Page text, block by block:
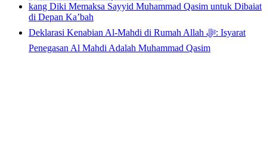
kang Diki Memaksa Sayyid Muhammad Qasim untuk Dibaiat
di Depan Ka’bah
Deklarasi Kenabian Al-Mahdi di Rumah Allah ﷻ: Isyarat
Penegasan Al Mahdi Adalah Muhammad Qasim